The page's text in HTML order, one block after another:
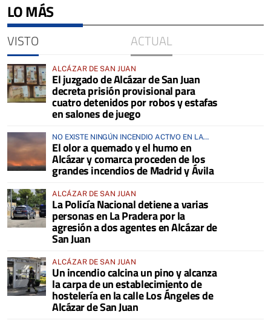
LO MÁS
VISTO ACTUAL
ALCÁZAR DE SAN JUAN
El juzgado de Alcázar de San Juan
decreta prisión provisional para
cuatro detenidos por robos y estafas
en salones de juego
NO EXISTE NINGÚN INCENDIO ACTIVO EN LA
COMARCA
El olor a quemado y el humo en
Alcázar y comarca proceden de los
grandes incendios de Madrid y Ávila
ALCÁZAR DE SAN JUAN
La Policía Nacional detiene a varias
personas en La Pradera por la
agresión a dos agentes en Alcázar de
San Juan
ALCÁZAR DE SAN JUAN
Un incendio calcina un pino y alcanza
la carpa de un establecimiento de
hostelería en la calle Los Ángeles de
Alcázar de San Juan